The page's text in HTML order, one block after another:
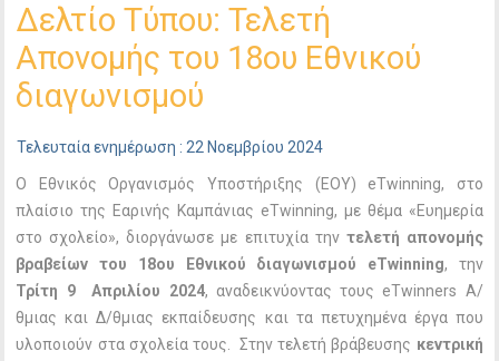
Δελτίο Τύπου: Τελετή
Απονομής του 18ου Εθνικού
διαγωνισμού
Τελευταία ενημέρωση : 22 Νοεμβρίου 2024
Ο Εθνικός Οργανισμός Υποστήριξης (ΕΟΥ) eTwinning, στο
πλαίσιο της Εαρινής Καμπάνιας eTwinning, με θέμα «Ευημερία
στο σχολείο», διοργάνωσε με επιτυχία την τελετή απονομής
βραβείων του 18ου Εθνικού διαγωνισμού eTwinning, την
Τρίτη 9 Απριλίου 2024, αναδεικνύοντας τους eTwinners Α/
θμιας και Δ/θμιας εκπαίδευσης και τα πετυχημένα έργα που
υλοποιούν στα σχολεία τους. Στην τελετή βράβευσης κεντρική